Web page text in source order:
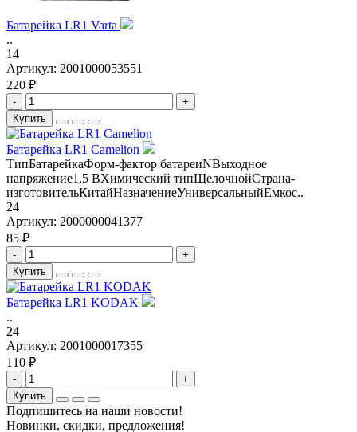
Батарейка LR1 Varta
..
14
Артикул: 2001000053551
220 ₽
-
+
Купить
Батарейка LR1 Camelion
ТипБатарейкаФорм-фактор батареиNВыходное
напряжение1,5 ВХимический типЩелочнойСтрана-
изготовительКитайНазначениеУниверсальныйЕмкос..
24
Артикул: 2000000041377
85 ₽
-
+
Купить
Батарейка LR1 KODAK
..
24
Артикул: 2001000017355
110 ₽
-
+
Купить
Подпишитесь на наши новости!
Новинки, скидки, предложения!